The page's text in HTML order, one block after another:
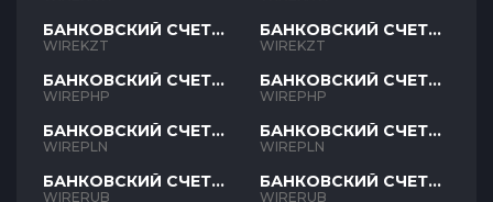
БАНКОВСКИЙ СЧЕТ
KZT
WIREKZT
БАНКОВСКИЙ СЧЕТ
PHP
WIREPHP
БАНКОВСКИЙ СЧЕТ
PLN
WIREPLN
БАНКОВСКИЙ СЧЕТ
RUB
WIRERUB
БАНКОВСКИЙ СЧЕТ
KZT
WIREKZT
БАНКОВСКИЙ СЧЕТ
PHP
WIREPHP
БАНКОВСКИЙ СЧЕТ
PLN
WIREPLN
БАНКОВСКИЙ СЧЕТ
RUB
WIRERUB